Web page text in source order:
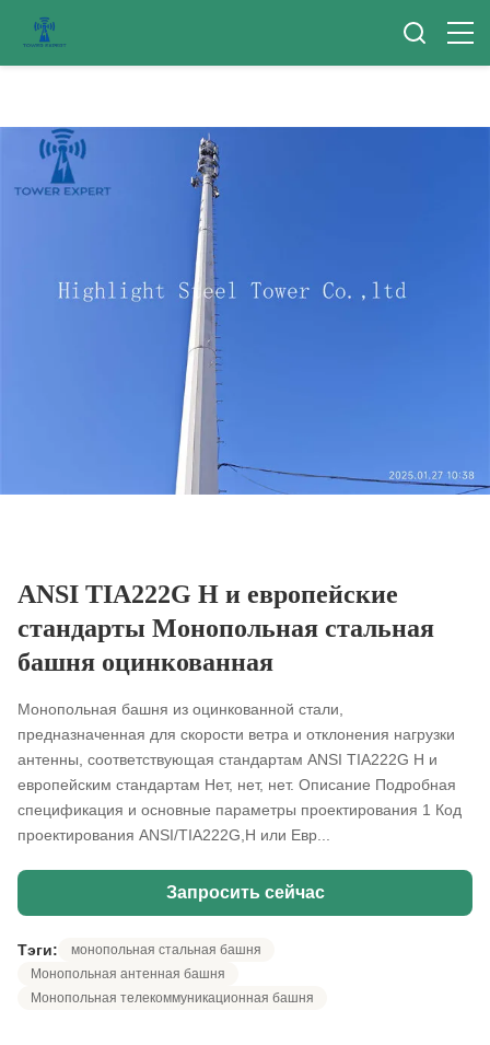
ANSI TIA222G H и европейские
стандарты Монопольная стальная
башня оцинкованная
Монопольная башня из оцинкованной стали,
предназначенная для скорости ветра и отклонения нагрузки
антенны, соответствующая стандартам ANSI TIA222G H и
европейским стандартам Нет, нет, нет. Описание Подробная
спецификация и основные параметры проектирования 1 Код
проектирования ANSI/TIA222G,H или Евр...
Запросить сейчас
Тэги:
монопольная стальная башня
Монопольная антенная башня
Монопольная телекоммуникационная башня